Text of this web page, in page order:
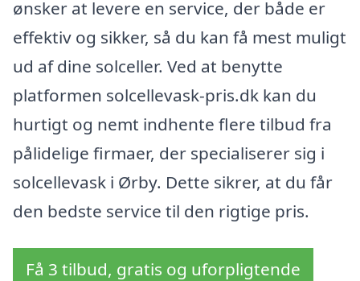
ønsker at levere en service, der både er
effektiv og sikker, så du kan få mest muligt
ud af dine solceller. Ved at benytte
platformen solcellevask-pris.dk kan du
hurtigt og nemt indhente flere tilbud fra
pålidelige firmaer, der specialiserer sig i
solcellevask i Ørby. Dette sikrer, at du får
den bedste service til den rigtige pris.
Få 3 tilbud, gratis og uforpligtende